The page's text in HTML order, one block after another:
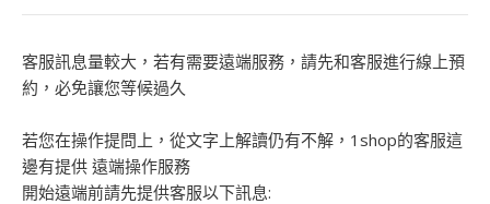
客服訊息量較大，若有需要遠端服務，請先和客服進行線上預
約，必免讓您等候過久
若您在操作提問上，從文字上解讀仍有不解，1shop的客服這
邊有提供 遠端操作服務
開始遠端前請先提供客服以下訊息: